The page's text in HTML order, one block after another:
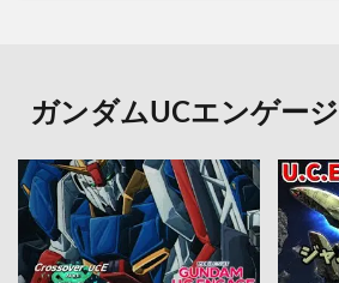
ガンダムUCエンゲージ